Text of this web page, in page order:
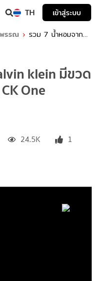
TH
เข้าสู่ระบบ
รรณ
รวม 7 น้ำหอมจาก
CK One
klein มีขวด
One
24.5K 1